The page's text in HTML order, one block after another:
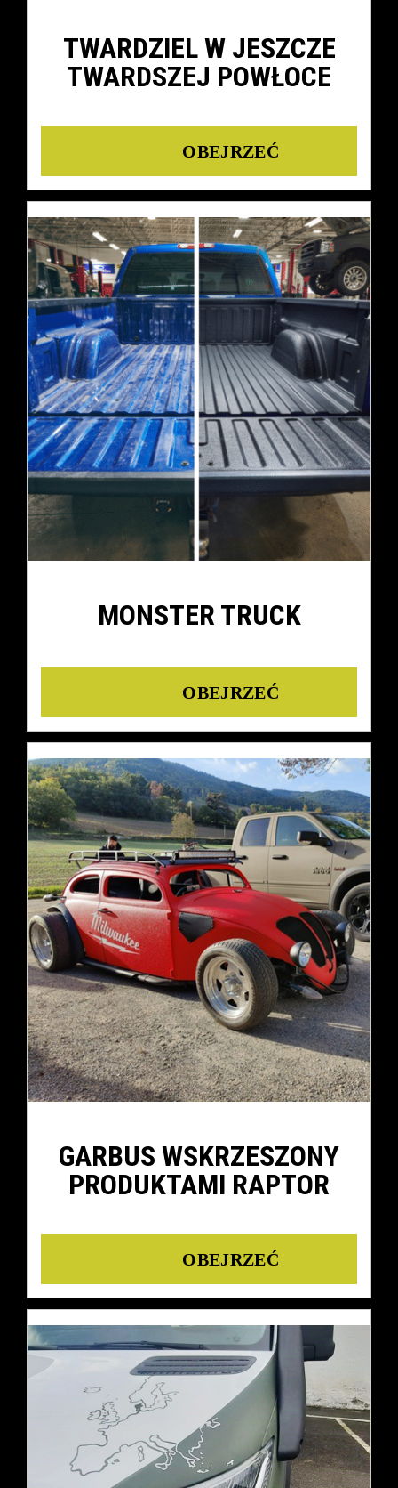
TWARDZIEL W JESZCZE
TWARDSZEJ POWŁOCE
Details
MONSTER TRUCK
Details
GARBUS WSKRZESZONY
PRODUKTAMI RAPTOR
Details